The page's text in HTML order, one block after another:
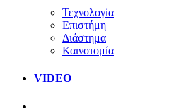
Τεχνολογία
Επιστήμη
Διάστημα
Καινοτομία
VIDEO